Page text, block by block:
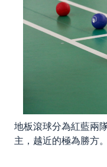
地板滾球分為紅藍兩
主，越近的極為勝方